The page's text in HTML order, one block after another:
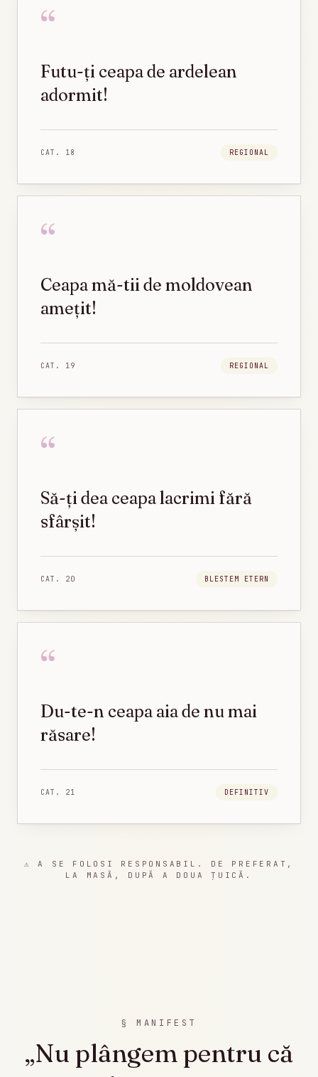
“
Futu-ți ceapa de ardelean
adormit!
CAT. 18 REGIONAL
“
Ceapa mă-tii de moldovean
amețit!
CAT. 19 REGIONAL
“
Să-ți dea ceapa lacrimi fără
sfârșit!
CAT. 20 BLESTEM ETERN
“
Du-te-n ceapa aia de nu mai
răsare!
CAT. 21 DEFINITIV
⚠ A SE FOLOSI RESPONSABIL. DE PREFERAT,
LA MASĂ, DUPĂ A DOUA ȚUICĂ.
§ MANIFEST
„Nu plângem pentru că